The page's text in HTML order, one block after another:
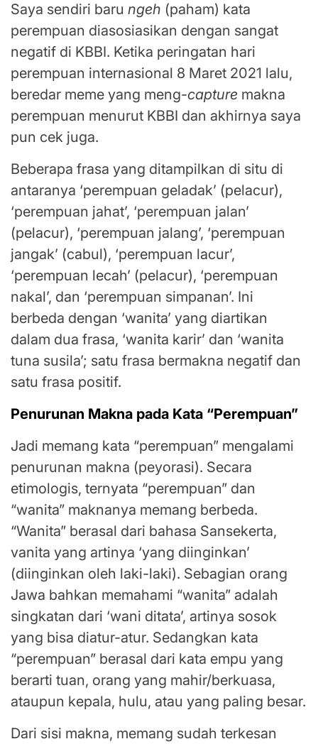
Saya sendiri baru ngeh (paham) kata
perempuan diasosiasikan dengan sangat
negatif di KBBI. Ketika peringatan hari
perempuan internasional 8 Maret 2021 lalu,
beredar meme yang meng-capture makna
perempuan menurut KBBI dan akhirnya saya
pun cek juga.
Beberapa frasa yang ditampilkan di situ di
antaranya ‘perempuan geladak’ (pelacur),
‘perempuan jahat’, ‘perempuan jalan’
(pelacur), ‘perempuan jalang’, ‘perempuan
jangak’ (cabul), ‘perempuan lacur’,
‘perempuan lecah’ (pelacur), ‘perempuan
nakal’, dan ‘perempuan simpanan’. Ini
berbeda dengan ‘wanita’ yang diartikan
dalam dua frasa, ‘wanita karir’ dan ‘wanita
tuna susila’; satu frasa bermakna negatif dan
satu frasa positif.
Penurunan Makna pada Kata “Perempuan”
Jadi memang kata “perempuan” mengalami
penurunan makna (peyorasi). Secara
etimologis, ternyata “perempuan” dan
“wanita” maknanya memang berbeda.
“Wanita” berasal dari bahasa Sansekerta,
vanita yang artinya ‘yang diinginkan’
(diinginkan oleh laki-laki). Sebagian orang
Jawa bahkan memahami “wanita” adalah
singkatan dari ‘wani ditata’, artinya sosok
yang bisa diatur-atur. Sedangkan kata
“perempuan” berasal dari kata empu yang
berarti tuan, orang yang mahir/berkuasa,
ataupun kepala, hulu, atau yang paling besar.
Dari sisi makna, memang sudah terkesan